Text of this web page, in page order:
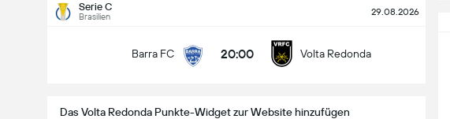
Serie C
Brasilien 29.08.2026
Barra FC 20:00 Volta Redonda
Das Volta Redonda Punkte-Widget zur Website hinzufügen
20:00 Ituano